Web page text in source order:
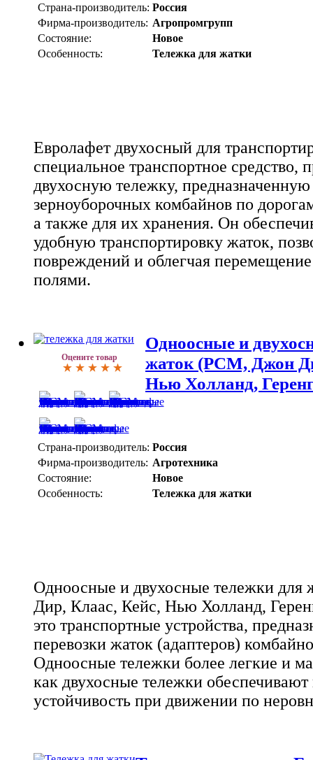
Страна-производитель: Россия
Фирма-производитель: Агропромгрупп
Состояние:
Новое
Особенность:
Тележка для жатки
Евролафет двухосный для
специальное транспортное средство,
двухосную тележку,
зерноуборочных комбайнов по
а также для их хранения. Он
удобную транспортировку жаток,
повреждений и облегчая
полями.
Оцените товар
Одноосные и
жаток (РСМ, Джон
Нью Холланд,
Страна-производитель: Россия
Фирма-производитель: Агротехника
Состояние:
Новое
Особенность:
Тележка для жатки
Одноосные и двухосные тележки
Дир, Клаас, Кейс, Нью Холланд,
это транспортные устройства,
перевозки жаток (адаптеров)
Одноосные тележки более легкие и
как двухосные тележки
устойчивость при движении по